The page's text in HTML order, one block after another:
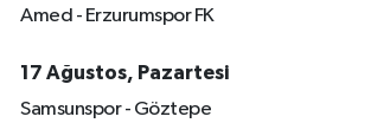
Amed - Erzurumspor FK
17 Ağustos, Pazartesi
Samsunspor - Göztepe